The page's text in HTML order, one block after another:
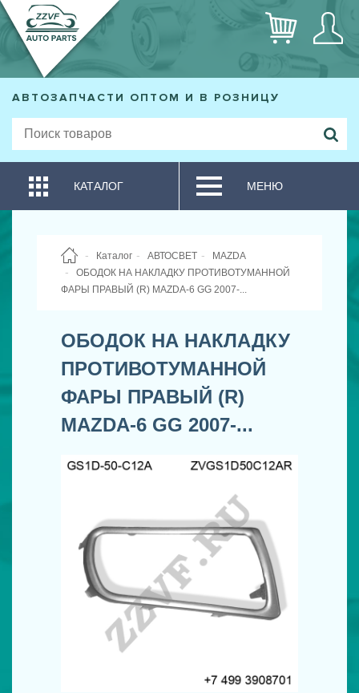
АВТОЗАПЧАСТИ ОПТОМ И В РОЗНИЦУ
КАТАЛОГ МЕНЮ
Каталог АВТОСВЕТ
MAZDA
ОБОДОК НА НАКЛАДКУ ПРОТИВОТУМАННОЙ
ФАРЫ ПРАВЫЙ (R) MAZDA-6 GG 2007-...
ОБОДОК НА НАКЛАДКУ
ПРОТИВОТУМАННОЙ
ФАРЫ ПРАВЫЙ (R)
MAZDA-6 GG 2007-...